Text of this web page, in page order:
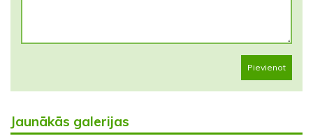
Pievienot
Jaunākās galerijas